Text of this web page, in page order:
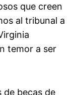
que creen
al tribunal a
temor a ser
de becas de